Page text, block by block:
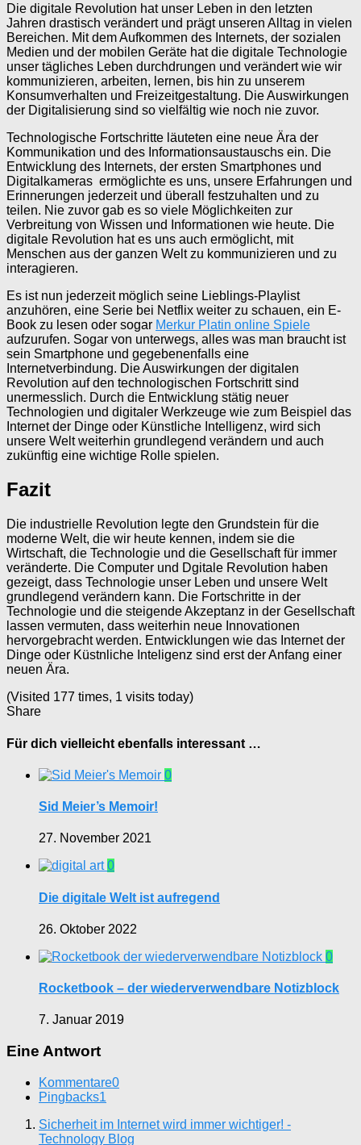
Die digitale Revolution hat unser Leben in den letzten
Jahren drastisch verändert und prägt unseren Alltag in vielen
Bereichen. Mit dem Aufkommen des Internets, der sozialen
Medien und der mobilen Geräte hat die digitale Technologie
unser tägliches Leben durchdrungen und verändert wie wir
kommunizieren, arbeiten, lernen, bis hin zu unserem
Konsumverhalten und Freizeitgestaltung. Die Auswirkungen
der Digitalisierung sind so vielfältig wie noch nie zuvor.
Technologische Fortschritte läuteten eine neue Ära der
Kommunikation und des Informationsaustauschs ein. Die
Entwicklung des Internets, der ersten Smartphones und
Digitalkameras ermöglichte es uns, unsere Erfahrungen und
Erinnerungen jederzeit und überall festzuhalten und zu
teilen. Nie zuvor gab es so viele Möglichkeiten zur
Verbreitung von Wissen und Informationen wie heute. Die
digitale Revolution hat es uns auch ermöglicht, mit
Menschen aus der ganzen Welt zu kommunizieren und zu
interagieren.
Es ist nun jederzeit möglich seine Lieblings-Playlist
anzuhören, eine Serie bei Netflix weiter zu schauen, ein E-
Book zu lesen oder sogar Merkur Platin online Spiele
aufzurufen. Sogar von unterwegs, alles was man braucht ist
sein Smartphone und gegebenenfalls eine
Internetverbindung. Die Auswirkungen der digitalen
Revolution auf den technologischen Fortschritt sind
unermesslich. Durch die Entwicklung stätig neuer
Technologien und digitaler Werkzeuge wie zum Beispiel das
Internet der Dinge oder Künstliche Intelligenz, wird sich
unsere Welt weiterhin grundlegend verändern und auch
zukünftig eine wichtige Rolle spielen.
Fazit
Die industrielle Revolution legte den Grundstein für die
moderne Welt, die wir heute kennen, indem sie die
Wirtschaft, die Technologie und die Gesellschaft für immer
veränderte. Die Computer und Dgitale Revolution haben
gezeigt, dass Technologie unser Leben und unsere Welt
grundlegend verändern kann. Die Fortschritte in der
Technologie und die steigende Akzeptanz in der Gesellschaft
lassen vermuten, dass weiterhin neue Innovationen
hervorgebracht werden. Entwicklungen wie das Internet der
Dinge oder Küstnliche Inteligenz sind erst der Anfang einer
neuen Ära.
(Visited 177 times, 1 visits today)
Share
Für dich vielleicht ebenfalls interessant …
0
Sid Meier’s Memoir!
27. November 2021
0
Die digitale Welt ist aufregend
26. Oktober 2022
0
Rocketbook – der wiederverwendbare Notizblock
7. Januar 2019
Eine Antwort
Kommentare0
Pingbacks1
Sicherheit im Internet wird immer wichtiger! -
Technology Blog